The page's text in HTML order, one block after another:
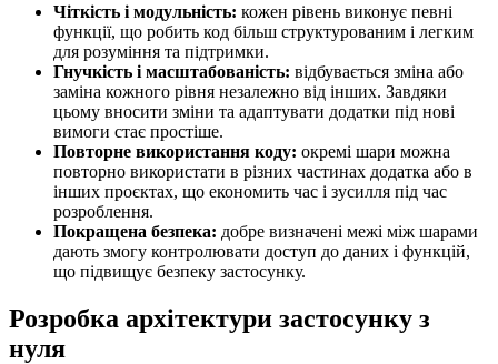
Чіткість і модульність: кожен рівень виконує певні
функції, що робить код більш структурованим і легким
для розуміння та підтримки.
Гнучкість і масштабованість: відбувається зміна або
заміна кожного рівня незалежно від інших. Завдяки
цьому вносити зміни та адаптувати додатки під нові
вимоги стає простіше.
Повторне використання коду: окремі шари можна
повторно використати в різних частинах додатка або в
інших проєктах, що економить час і зусилля під час
розроблення.
Покращена безпека: добре визначені межі між шарами
дають змогу контролювати доступ до даних і функцій,
що підвищує безпеку застосунку.
Розробка архітектури застосунку з
нуля